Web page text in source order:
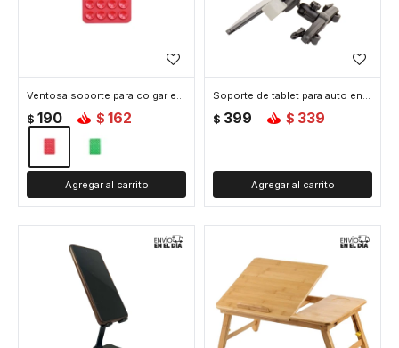
Ventosa soporte para colgar el celular - Rojo
$ 190 $ 162
Soporte de tablet para auto en apoya cabeza
$ 399 $ 339